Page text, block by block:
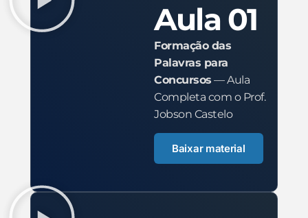
Aula 01
Formação das
Palavras para
Concursos — Aula
Completa com o Prof.
Jobson Castelo
Baixar material